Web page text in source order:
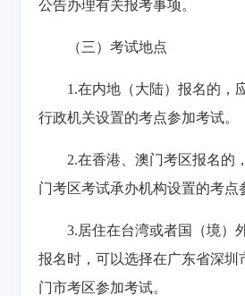
公告办理有关报考事项。
（三）考试地点
1.在内地（大陆）报名的，
行政机关设置的考点参加考试。
2.在香港、澳门考区报名的
门考区考试承办机构设置的考点
3.居住在台湾或者国（境）
报名时，可以选择在广东省深圳
门市考区参加考试。